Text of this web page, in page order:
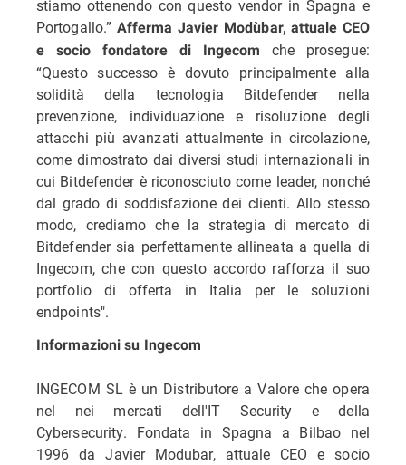
stiamo ottenendo con questo vendor in Spagna e
Portogallo.” Afferma Javier Modùbar, attuale CEO
e socio fondatore di Ingecom che prosegue:
“Questo successo è dovuto principalmente alla
solidità della tecnologia Bitdefender nella
prevenzione, individuazione e risoluzione degli
attacchi più avanzati attualmente in circolazione,
come dimostrato dai diversi studi internazionali in
cui Bitdefender è riconosciuto come leader, nonché
dal grado di soddisfazione dei clienti. Allo stesso
modo, crediamo che la strategia di mercato di
Bitdefender sia perfettamente allineata a quella di
Ingecom, che con questo accordo rafforza il suo
portfolio di offerta in Italia per le soluzioni
endpoints".
Informazioni su Ingecom
INGECOM SL è un Distributore a Valore che opera
nel nei mercati dell'IT Security e della
Cybersecurity. Fondata in Spagna a Bilbao nel
1996 da Javier Modubar, attuale CEO e socio